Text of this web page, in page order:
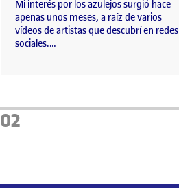
Mi interés por los azulejos surgió hace
apenas unos meses, a raíz de varios
vídeos de artistas que descubrí en redes
sociales.…
Página
02